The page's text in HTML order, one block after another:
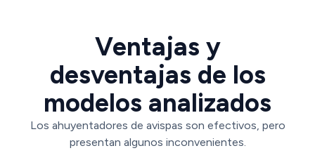
Ventajas y
desventajas de los
modelos analizados
Los ahuyentadores de avispas son efectivos, pero
presentan algunos inconvenientes.